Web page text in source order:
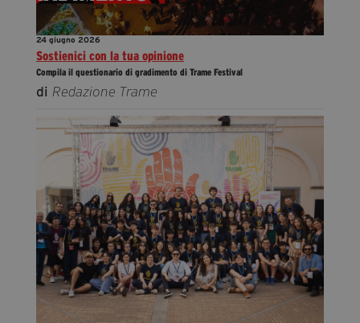
24 giugno 2026
Sostienici con la tua opinione
Compila il questionario di gradimento di Trame Festival
di Redazione Trame